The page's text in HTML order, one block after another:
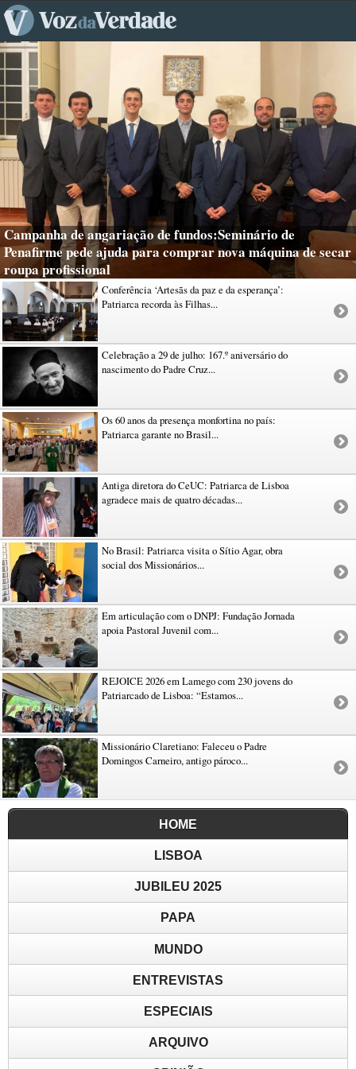
Campanha de angariação de fundos:Seminário de
Penafirme pede ajuda para comprar nova máquina de secar
roupa profissional
Conferência ‘Artesãs da paz e da esperança’:
Patriarca recorda às Filhas...
Celebração a 29 de julho: 167.º aniversário do
nascimento do Padre Cruz...
Os 60 anos da presença monfortina no país:
Patriarca garante no Brasil...
Antiga diretora do CeUC: Patriarca de Lisboa
agradece mais de quatro décadas...
No Brasil: Patriarca visita o Sítio Agar, obra
social dos Missionários...
Em articulação com o DNPJ: Fundação Jornada
apoia Pastoral Juvenil com...
REJOICE 2026 em Lamego com 230 jovens do
Patriarcado de Lisboa: “Estamos...
Missionário Claretiano: Faleceu o Padre
Domingos Carneiro, antigo pároco...
HOME
LISBOA
JUBILEU 2025
PAPA
MUNDO
ENTREVISTAS
ESPECIAIS
ARQUIVO